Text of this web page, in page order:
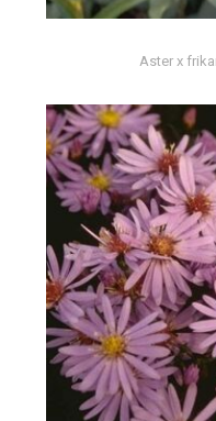
Aster x